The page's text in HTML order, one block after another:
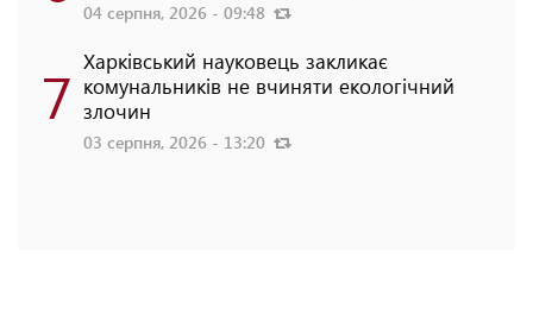
04 серпня, 2026 - 09:48
7 Харківський науковець закликає
комунальників не вчиняти екологічний
злочин
03 серпня, 2026 - 13:20